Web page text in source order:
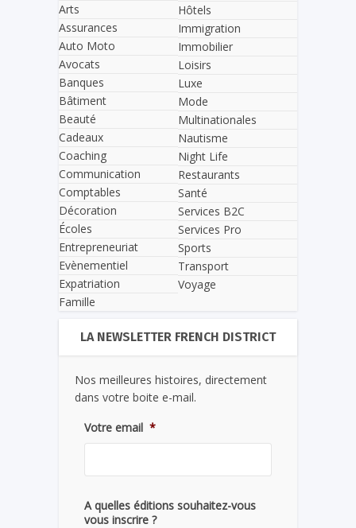
Arts
Assurances
Auto Moto
Avocats
Banques
Bâtiment
Beauté
Cadeaux
Coaching
Communication
Comptables
Décoration
Écoles
Entrepreneuriat
Evènementiel
Expatriation
Famille
Hôtels
Immigration
Immobilier
Loisirs
Luxe
Mode
Multinationales
Nautisme
Night Life
Restaurants
Santé
Services B2C
Services Pro
Sports
Transport
Voyage
LA NEWSLETTER FRENCH DISTRICT
Nos meilleures histoires, directement
dans votre boite e-mail.
Votre email *
A quelles éditions souhaitez-vous
vous inscrire ?